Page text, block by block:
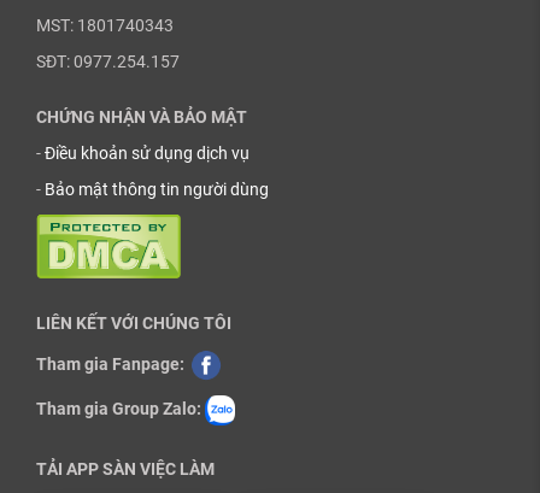
MST: 1801740343
SĐT: 0977.254.157
CHỨNG NHẬN VÀ BẢO MẬT
-Điều khoản sử dụng dịch vụ
- Bảo mật thông tin người dùng
LIÊN KẾT VỚI CHÚNG TÔI
Tham gia Fanpage:
Tham gia Group Zalo:
TẢI APP SÀN VIỆC LÀM